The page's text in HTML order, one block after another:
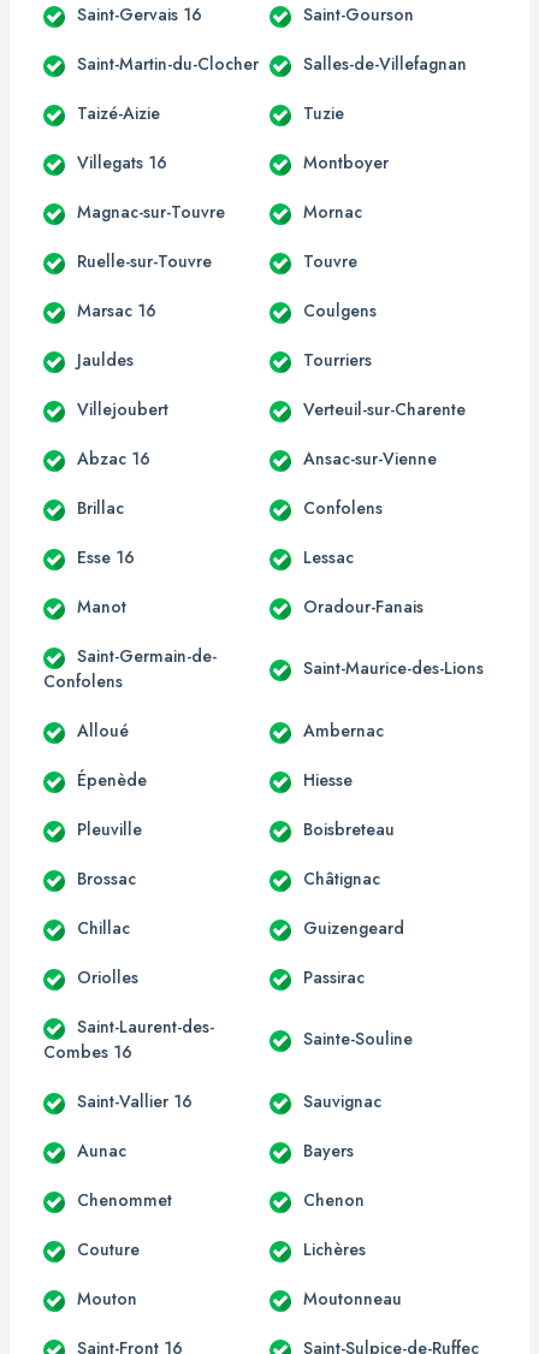
Saint-Gervais 16 Saint-Gourson
Saint-Martin-du-Clocher Salles-de-Villefagnan
Taizé-Aizie Tuzie
Villegats 16 Montboyer
Magnac-sur-Touvre Mornac
Ruelle-sur-Touvre Touvre
Marsac 16 Coulgens
Jauldes Tourriers
Villejoubert Verteuil-sur-Charente
Abzac 16 Ansac-sur-Vienne
Brillac Confolens
Esse 16 Lessac
Manot Oradour-Fanais
Saint-Germain-de-
Confolens
Saint-Maurice-des-Lions
Alloué Ambernac
Épenède Hiesse
Pleuville Boisbreteau
Brossac Châtignac
Chillac Guizengeard
Oriolles Passirac
Saint-Laurent-des-
Combes 16
Sainte-Souline
Saint-Vallier 16 Sauvignac
Aunac Bayers
Chenommet Chenon
Couture Lichères
Mouton Moutonneau
Saint-Front 16 Saint-Sulpice-de-Ruffec